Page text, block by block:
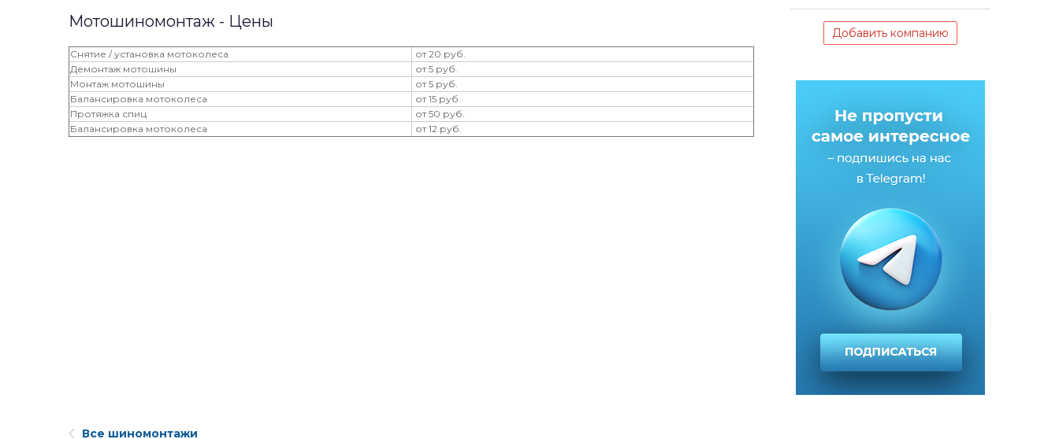
Мотошиномонтаж - Цены
Снятие / установка мотоколеса
от 20 руб.
Демонтаж мотошины
от 5 руб.
Монтаж мотошины
от 5 руб.
Балансировка мотоколеса
от 15 руб.
Протяжка спиц
от 50 руб.
Балансировка мотоколеса
от 12 руб.
Добавить компанию
Все шиномонтажи